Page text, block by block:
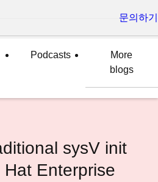
문의하기
Podcasts
More
blogs
sysV init
Enterprise